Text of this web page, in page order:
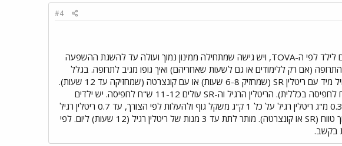
#4
שלום ג'ני. מזל טוב לסיום האבחון. יש גישה שמתחילה מיד עם המינון שנראה מתאים לילד לפי ה-TOVA, ויש גישה שמתחילה ממינון נמוך ועולה עד להשגת ההשפעה
(אם רק ללימודים או גם לשעות שאחריהם) ואיך גופו מגיב לתרופה. בגלל
ההשפעה הקצרה (4 שעות) של הריטלין הרגיל, נהוג או להוסיף עוד מנה, או להתחיל מיד עם ריטלין SR (שמחזיק 6-8 שעות) או עם קונצרטה (שמחזיקה עד 12 שעות).
הקונצרטה נחשבת הריטלין הכי עדין (פחות תופעות לוואי) והכי יקר (150- 200 ש"ח לחפיסה בכללית). הריטלין הרגיל וה-SR עולים 11-12 ש"ח לחפיסה. יש ילדים
שגופם לא מגיב לפי "מה שנחשב", ולכן חשוב לבדוק על הילד. מקובל להתחיל ב-0.3 מ"ג ריטלין רגיל על כל 1 ק"ג משקל גוף ולהעלות לפי הצורך, עד 0.7 ריטלין רגיל
על כל ק"ג. אחרי שמוצאים את המינון האופטימלי בריטלין רגיל, מתרגמים לכדור ארוך טווח (SR או קונצרטה). מותר לתת עד 3 מנות של ריטלין רגיל (12 שעות) ליום. לפי
בקשב.